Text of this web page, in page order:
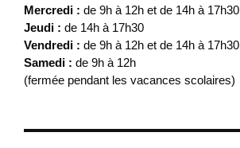
Mercredi : de 9h à 12h et de 14h à 17h30
Jeudi : de 14h à 17h30
Vendredi : de 9h à 12h et de 14h à 17h30
Samedi : de 9h à 12h
(fermée pendant les vacances scolaires)